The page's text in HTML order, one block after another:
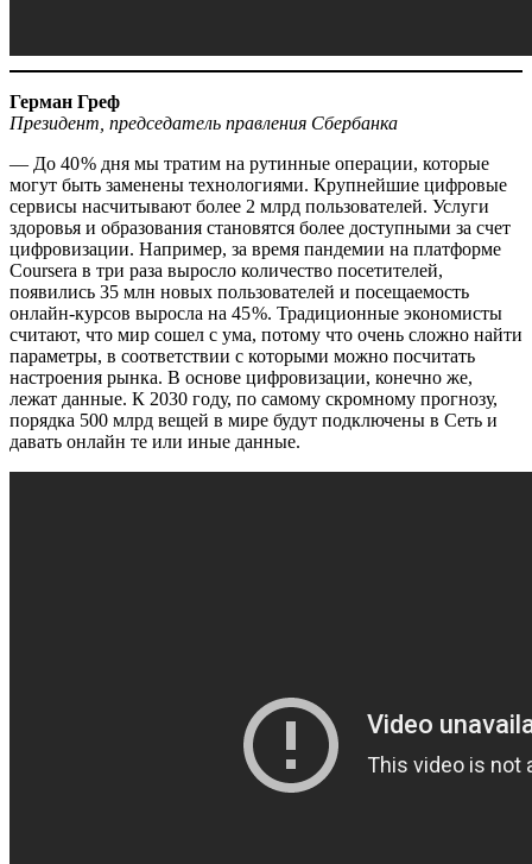
Герман Греф
Президент, председатель правления Сбербанка
— До 40 % дня мы тратим на рутинные операции, которые
могут быть заменены технологиями. Крупнейшие цифровые
сервисы насчитывают более 2 млрд пользователей. Услуги
здоровья и образования становятся более доступными за счет
цифровизации. Например, за время пандемии на платформе
Coursera в три раза выросло количество посетителей,
появились 35 млн новых пользователей и посещаемость
онлайн-курсов выросла на 45 %. Традиционные экономисты
считают, что мир сошел с ума, потому что очень сложно найти
параметры, в соответствии с которыми можно посчитать
настроения рынка. В основе цифровизации, конечно же,
лежат данные. К 2030 году, по самому скромному прогнозу,
порядка 500 млрд вещей в мире будут подключены в Сеть и
давать онлайн те или иные данные.